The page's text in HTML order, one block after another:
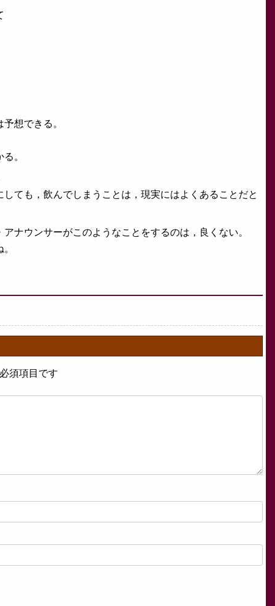
想できる。
。
ても，飲んでしまうことは，現実にはよくあることだと
ナウンサーがこのようなことをするのは，良くない。
須項目です